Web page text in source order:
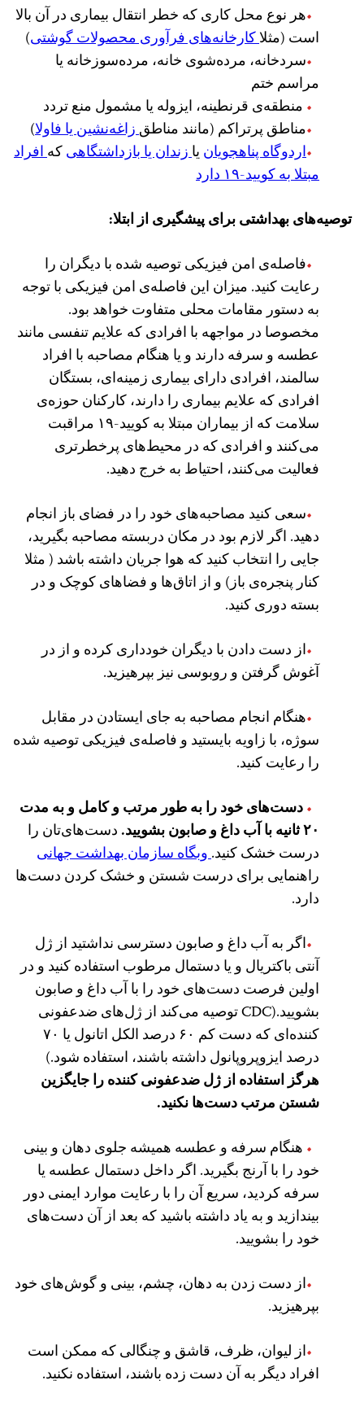
هر نوع محل کاری که خطر انتقال بیماری در آن بالا
است (مثلاکارخانه‌های فرآوری محصولات گوشتی)
سردخانه‌، مرده‌شوی خانه، مرده‌سوزخانه یا
مراسم ختم
منطقه‌ی قرنطینه، ایزوله یا مشمول منع تردد
مناطق پرتراکم (مانند مناطقزاغه‌نشین یا فاولا)
اردوگاه پناهجویانیازندان یا بازداشتگاهیکهافراد
مبتلا به کویید-۱۹ دارد
توصیه‌های بهداشتی برای پیشگیری از ابتلا:
فاصله‌‌ی امن فیزیکی توصیه شده با دیگران را
رعایت کنید. میزان این فاصله‌ی امن فیزیکی با توجه
به دستور مقامات محلی متفاوت خواهد بود.
مخصوصا در مواجهه با افرادی که علایم تنفسی مانند
عطسه و سرفه دارند و یا هنگام مصاحبه با افراد
سالمند، افرادی دارای بیماری زمینه‌ای، بستگان
افرادی که علایم بیماری را دارند، کارکنان حوزه‌ی
سلامت که از بیماران مبتلا به کویید-۱۹ مراقبت
می‌کنند و افرادی که در محیط‌های پرخطرتری
فعالیت می‌کنند، احتیاط به خرج دهید.
سعی کنید مصاحبه‌های خود را در فضای باز انجام
دهید. اگر لازم بود در مکان دربسته مصاحبه بگیرید،‌
جایی را انتخاب کنید که هوا جریان داشته باشد ( مثلا
کنار پنجره‌ی باز) و از اتاق‌ها و فضاهای کوچک و در
بسته دوری کنید.
از دست دادن با دیگران خودداری کرده و از در
آغوش گرفتن و روبوسی نیز بپرهیزید.
هنگام انجام مصاحبه به جای ایستادن در مقابل
سوژه، با زاویه بایستید و فاصله‌ی فیزیکی توصیه شده
را رعایت کنید.
دست‌های خود را به طور مرتب و کامل و به مدت
۲۰ ثانیه با آب داغ و صابون بشویید.
دست‌های‌تان را
درست خشک کنید.وبگاه سازمان بهداشت جهانی
راهنمایی برای درست شستن و خشک کردن دست‌ها
دارد.
اگر به آب داغ و صابون دسترسی نداشتید از ژل
آنتی باکتریال و یا دستمال مرطوب استفاده کنید و در
اولین فرصت دست‌های خود را با آب داغ و صابون
بشویید.(CDC توصیه می‌کند از ژل‌های ضدعفونی
کننده‌ای که دست کم ۶۰ درصد الکل اتانول یا ۷۰
درصد ایزوپروپانول داشته باشند، استفاده شود.)
هرگز استفاده از ژ‌ل ضدعفونی کننده را جایگزین
شستن مرتب دست‌ها نکنید.
هنگام سرفه و عطسه همیشه جلوی دهان و بینی
خود را با آرنج بگیرید. اگر داخل دستمال عطسه یا
سرفه کردید،‌ سریع آن را با رعایت موارد ایمنی دور
بیندازید و به یاد داشته باشید که بعد از آن دست‌های
خود را بشویید.
از دست زدن به دهان، چشم، بینی و گوش‌های خود
بپرهیزید.
از لیوان، ظرف، قاشق و چنگالی که ممکن است
افراد دیگر به آن دست زده باشند، استفاده نکنید.